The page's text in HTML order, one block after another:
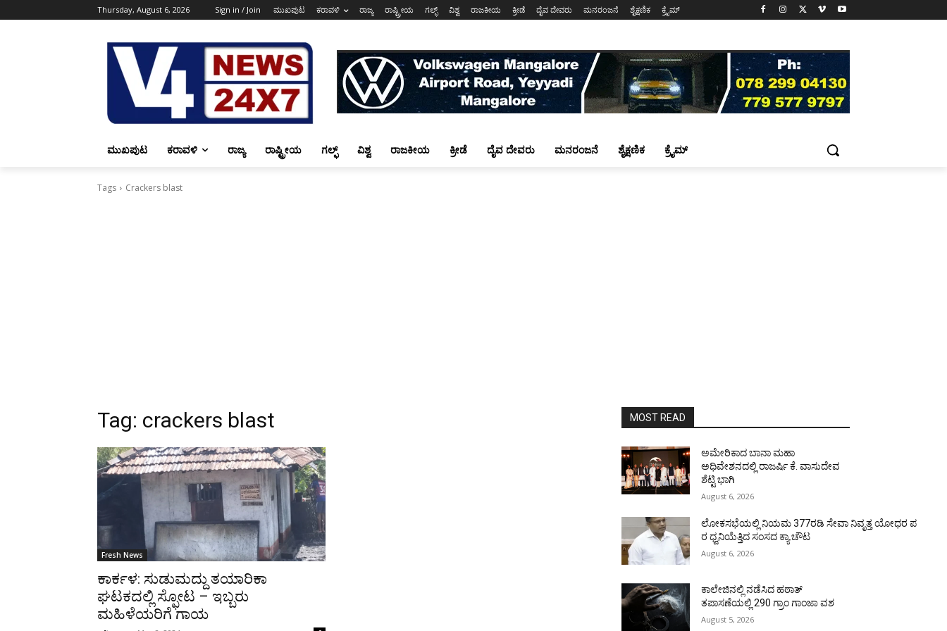
Thursday, August 6, 2026 Sign in / Join ಮುಖಪುಟ ಕರಾವಳಿ ರಾಜ್ಯ ರಾಷ್ಟ್ರೀಯ ಗಲ್ಫ್ ವಿಶ್ವ ರಾಜಕೀಯ ಕ್ರೀಡೆ ದೈವ ದೇವರು ಮನರಂಜನೆ ಶೈಕ್ಷಣಿಕ ಕ್ರೈಮ್
ಮುಖಪುಟ ಕರಾವಳಿ ರಾಜ್ಯ ರಾಷ್ಟ್ರೀಯ ಗಲ್ಫ್ ವಿಶ್ವ ರಾಜಕೀಯ ಕ್ರೀಡೆ ದೈವ ದೇವರು ಮನರಂಜನೆ ಶೈಕ್ಷಣಿಕ ಕ್ರೈಮ್
Tags Crackers blast
Tag: crackers blast
Fresh News
ಕಾರ್ಕಳ: ಸುಡುಮದ್ದು ತಯಾರಿಕಾ
ಘಟಕದಲ್ಲಿ ಸ್ಫೋಟ – ಇಬ್ಬರು
ಮಹಿಳೆಯರಿಗೆ ಗಾಯ
MOST READ
ಅಮೇರಿಕಾದ ಬಾನಾ ಮಹಾ
ಅಧಿವೇಶನದಲ್ಲಿ ರಾಜರ್ಷಿ ಕೆ. ವಾಸುದೇವ
ಶೆಟ್ಟಿ ಭಾಗಿ
August 6, 2026
ಲೋಕಸಭೆಯಲ್ಲಿ ನಿಯಮ 377ರಡಿ ಸೇವಾ ನಿವೃತ್ತ ಯೋಧರ ಪ
ರ ಧ್ವನಿಯೆತ್ತಿದ ಸಂಸದ ಕ್ಯಾ.ಚೌಟ
August 6, 2026
ಕಾಲೇಜಿನಲ್ಲಿ ನಡೆಸಿದ ಹಠಾತ್
ತಪಾಸಣೆಯಲ್ಲಿ 290 ಗ್ರಾಂ ಗಾಂಜಾ ವಶ
August 5, 2026